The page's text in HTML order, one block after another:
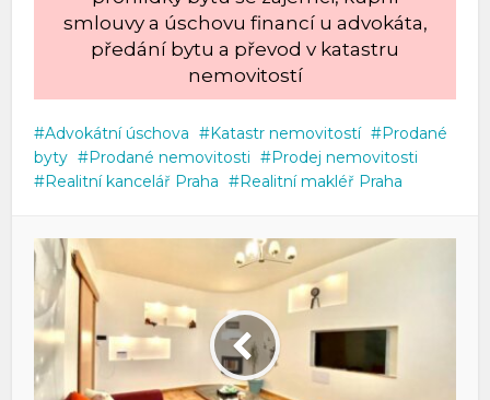
smlouvy a úschovu financí u advokáta,
předání bytu a převod v katastru
nemovitostí
Advokátní úschova Katastr nemovitostí
Prodané
byty
Prodané nemovitosti
Prodej nemovitosti
Realitní kancelář Praha
Realitní makléř Praha